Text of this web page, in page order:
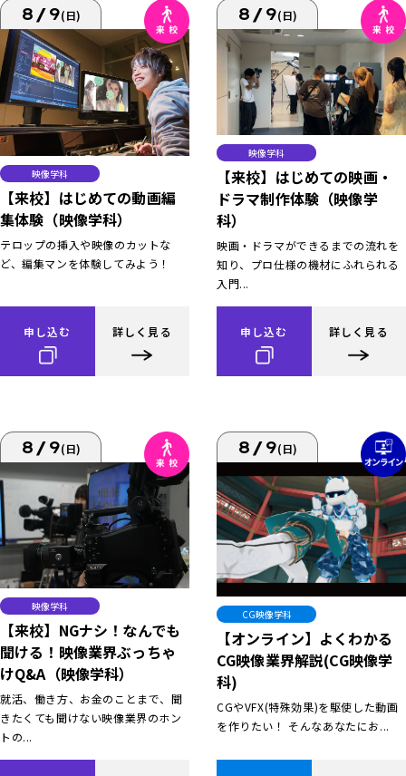
8/9(日)
映像学科
【来校】はじめての動画編
集体験（映像学科）
テロップの挿入や映像のカットな
ど、編集マンを体験してみよう！
申し込む 詳しく見る
8/9(日)
映像学科
【来校】はじめての映画・
ドラマ制作体験（映像学
科）
映画・ドラマができるまでの流れを
知り、プロ仕様の機材にふれられる
入門...
申し込む 詳しく見る
8/9(日)
映像学科
【来校】NGナシ！なんでも
聞ける！映像業界ぶっちゃ
けQ&A（映像学科）
就活、働き方、お金のことまで、聞
きたくても聞けない映像業界のホン
トの...
8/9(日)
CG映像学科
【オンライン】よくわかる
CG映像業界解説(CG映像学
科)
CGやVFX(特殊効果)を駆使した動画
を作りたい！ そんなあなたにお...